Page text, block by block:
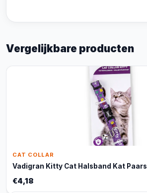
Vergelijkbare producten
CAT COLLAR
Vadigran Kitty Cat Halsband Kat Paars
€4,18